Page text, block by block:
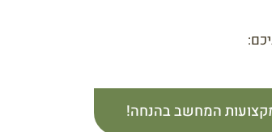
המחשב בהנחה!